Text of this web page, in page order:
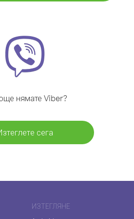
нямате Viber?
сега
ИЗТЕГЛЯНЕ